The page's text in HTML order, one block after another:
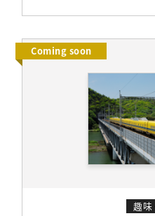
Coming soon
趣味